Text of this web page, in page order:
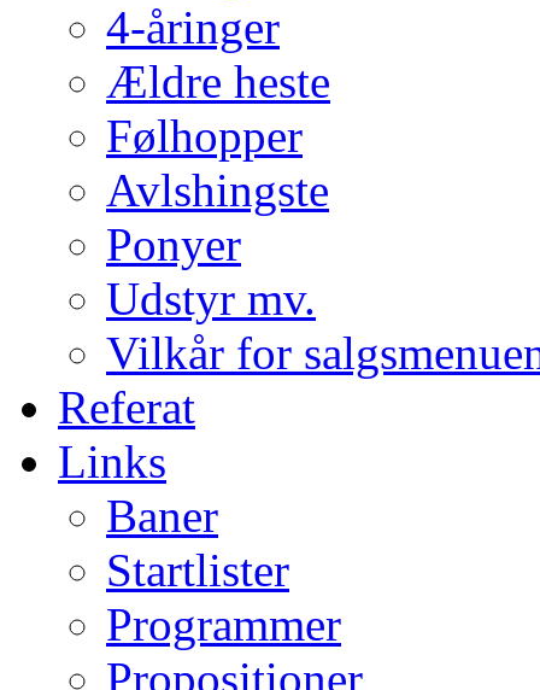
4-åringer
Ældre heste
Følhopper
Avlshingste
Ponyer
Udstyr mv.
Vilkår for
Referat
Links
Baner
Startlister
Programmer
Propositioner